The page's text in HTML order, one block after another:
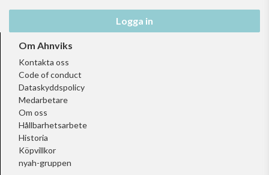
Logga in
Om Ahnviks
Kontakta oss
Code of conduct
Dataskyddspolicy
Medarbetare
Om oss
Hållbarhetsarbete
Historia
Köpvillkor
nyah-gruppen